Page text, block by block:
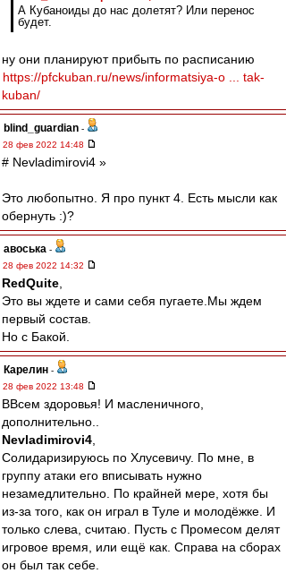
А Кубаноиды до нас долетят? Или перенос
будет.
ну они планируют прибыть по расписанию
https://pfckuban.ru/news/informatsiya-o ... tak-
kuban/
blind_guardian -
28 фев 2022 14:48
# Nevladimirovi4 »
Это любопытно. Я про пункт 4. Есть мысли как
обернуть :)?
авоська -
28 фев 2022 14:32
RedQuite
Это вы ждете и сами себя пугаете.Мы ждем
первый состав.
Но с Бакой.
Карелин -
28 фев 2022 13:48
ВВсем здоровья! И масленичного,
дополнительно..
Nevladimirovi4
Солидаризируюсь по Хлусевичу. По мне, в
группу атаки его вписывать нужно
незамедлительно. По крайней мере, хотя бы
из-за того, как он играл в Туле и молодёжке. И
только слева, считаю. Пусть с Промесом делят
игровое время, или ещё как. Справа на сборах
он был так себе.